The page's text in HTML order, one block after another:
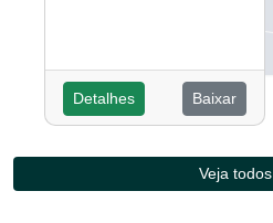
Detalhes Baixar
Veja todos